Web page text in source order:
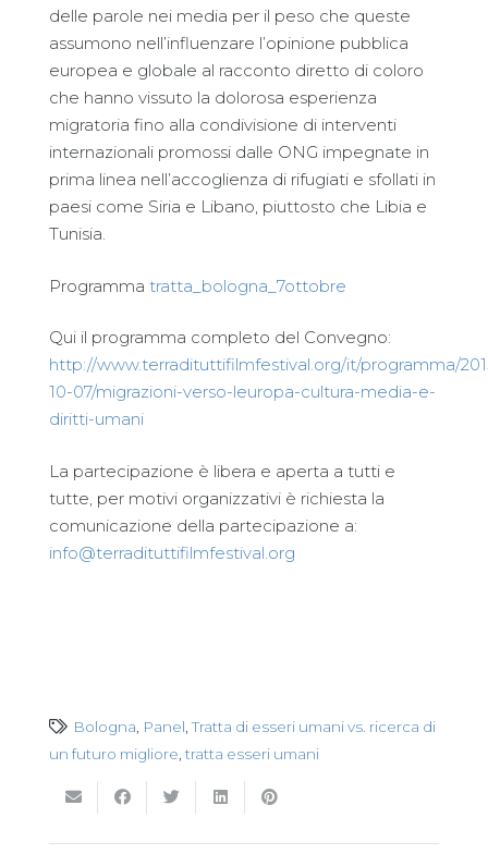
delle parole nei media per il peso che queste
assumono nell’influenzare l’opinione pubblica
europea e globale al racconto diretto di coloro
che hanno vissuto la dolorosa esperienza
migratoria fino alla condivisione di interventi
internazionali promossi dalle ONG impegnate in
prima linea nell’accoglienza di rifugiati e sfollati in
paesi come Siria e Libano, piuttosto che Libia e
Tunisia.
Programma tratta_bologna_7ottobre
Qui il programma completo del Convegno:
http://www.terradituttifilmfestival.org/it/programma/
10-07/migrazioni-verso-leuropa-cultura-media-e-
diritti-umani
La partecipazione è libera e aperta a tutti e
tutte, per motivi organizzativi è richiesta la
comunicazione della partecipazione a:
info@terradituttifilmfestival.org
Bologna Panel ,Tratta di esseri umani vs. ricerca di
un futuro migliore tratta esseri umani